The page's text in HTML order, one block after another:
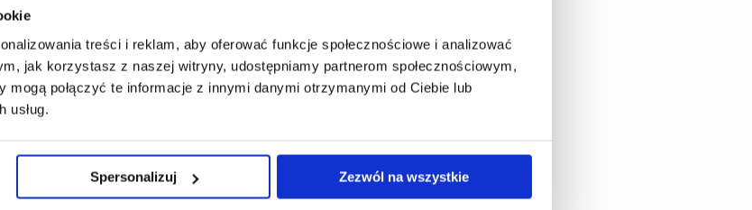
treści i reklam, aby oferować funkcje społecznościowe i analizować
jak korzystasz z naszej witryny, udostępniamy partnerom społecznościowym,
połączyć te informacje z innymi danymi otrzymanymi od Ciebie lub
usług.
Spersonalizuj Zezwól na wszystkie
(95.9 KiB)
3.pdf (74.6 KiB)
3.pdf